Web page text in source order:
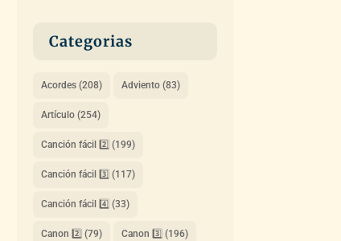
Categorias
Acordes(208) Adviento(83)
Artículo(254)
Canción fácil 2️⃣ (199)
Canción fácil 3️⃣ (117)
Canción fácil 4️⃣ (33)
Canon 2️⃣ (79) Canon 3️⃣ (196)